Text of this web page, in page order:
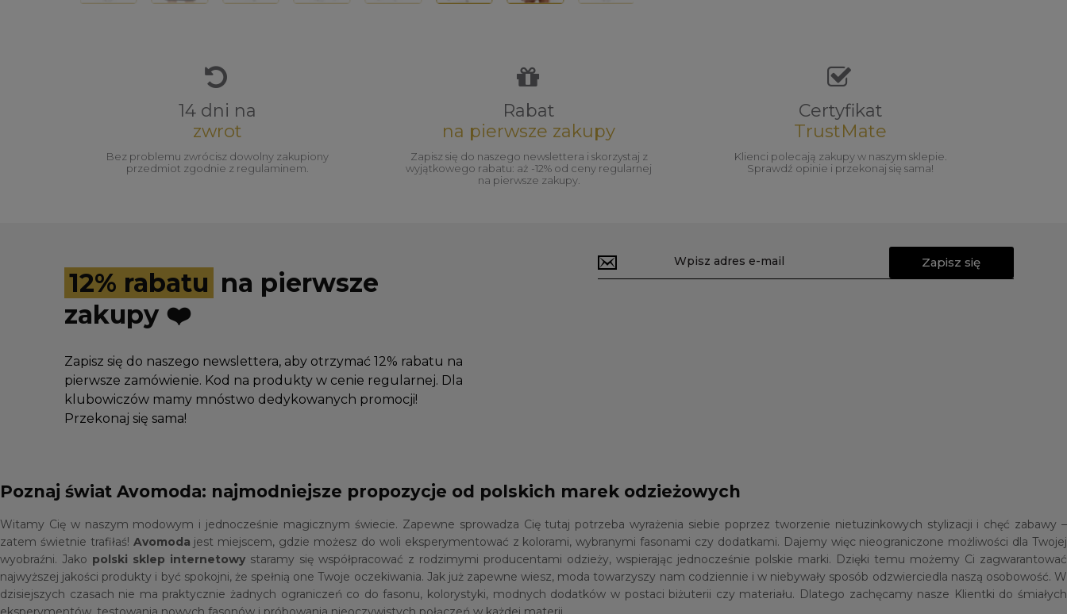
14 dni na
zwrot
Bez problemu zwrócisz dowolny zakupiony
przedmiot zgodnie z regulaminem.
Rabat
na pierwsze zakupy
Zapisz się do naszego newslettera i skorzystaj z
wyjątkowego rabatu: aż -12% od ceny regularnej
na pierwsze zakupy.
Certyfikat
TrustMate
Klienci polecają zakupy w naszym sklepie.
Sprawdź opinie i przekonaj się sama!
12% rabatu na pierwsze
zakupy ❤️
Zapisz się do naszego newslettera, aby otrzymać 12% rabatu na
pierwsze zamówienie. Kod na produkty w cenie regularnej. Dla
klubowiczów mamy mnóstwo dedykowanych promocji!
Przekonaj się sama!
Zapisz się
Poznaj świat Avomoda: najmodniejsze propozycje od polskich marek odzieżowych
Witamy Cię w naszym modowym i jednocześnie magicznym świecie. Zapewne sprowadza Cię tutaj potrzeba wyrażenia siebie poprzez tworzenie nietuzinkowych stylizacji i chęć zabawy –
zatem świetnie trafiłaś! Avomoda jest miejscem, gdzie możesz do woli eksperymentować z kolorami, wybranymi fasonami czy dodatkami. Dajemy więc nieograniczone możliwości dla Twojej
wyobraźni. Jako polski sklep internetowy staramy się współpracować z rodzimymi producentami odzieży, wspierając jednocześnie polskie marki. Dzięki temu możemy Ci zagwarantować
najwyższej jakości produkty i być spokojni, że spełnią one Twoje oczekiwania. Jak już zapewne wiesz, moda towarzyszy nam codziennie i w niebywały sposób odzwierciedla naszą osobowość. W
dzisiejszych czasach nie ma praktycznie żadnych ograniczeń co do fasonu, kolorystyki, modnych dodatków w postaci biżuterii czy materiału. Dlatego zachęcamy nasze Klientki do śmiałych